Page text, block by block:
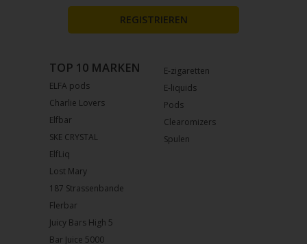
E-zigaretten
E-liquids
Pods
Clearomizers
Spulen
TOP 10 MARKEN
ELFA pods
Charlie Lovers
Elfbar
SKE CRYSTAL
ElfLiq
Lost Mary
187 Strassenbande
Flerbar
Juicy Bars High 5
Bar Juice 5000
REGISTRIEREN